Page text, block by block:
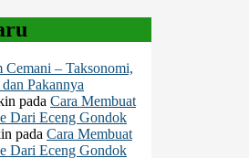
Cemani – Taksonomi,
Pakannya
pada Cara Membuat
Dari Eceng Gondok
pada Cara Membuat
Dari Eceng Gondok